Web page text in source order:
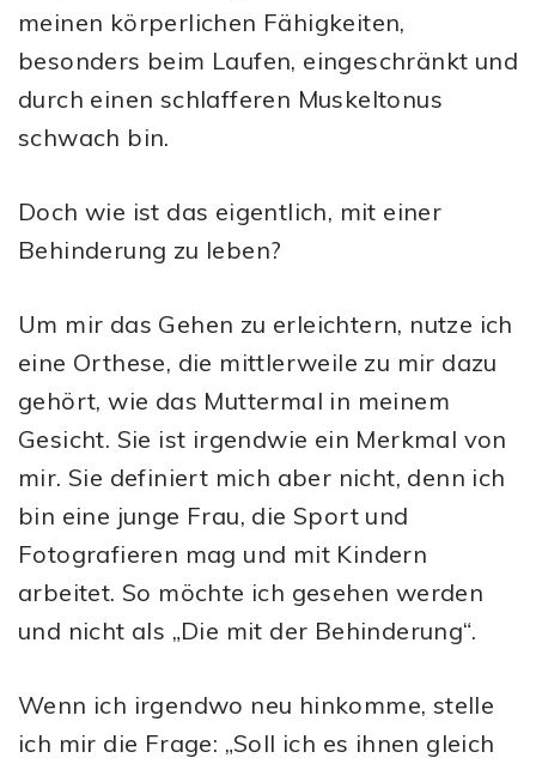
meinen körperlichen Fähigkeiten,
besonders beim Laufen, eingeschränkt und
durch einen schlafferen Muskeltonus
schwach bin.
Doch wie ist das eigentlich, mit einer
Behinderung zu leben?
Um mir das Gehen zu erleichtern, nutze ich
eine Orthese, die mittlerweile zu mir dazu
gehört, wie das Muttermal in meinem
Gesicht. Sie ist irgendwie ein Merkmal von
mir. Sie definiert mich aber nicht, denn ich
bin eine junge Frau, die Sport und
Fotografieren mag und mit Kindern
arbeitet. So möchte ich gesehen werden
und nicht als „Die mit der Behinderung“.
Wenn ich irgendwo neu hinkomme, stelle
ich mir die Frage: „Soll ich es ihnen gleich